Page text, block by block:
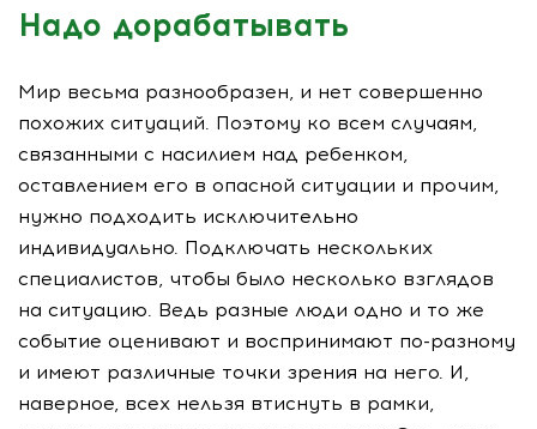
Надо дорабатывать
Мир весьма разнообразен, и нет совершенно
похожих ситуаций. Поэтому ко всем случаям,
связанными с насилием над ребенком,
оставлением его в опасной ситуации и прочим,
нужно подходить исключительно
индивидуально. Подключать нескольких
специалистов, чтобы было несколько взглядов
на ситуацию. Ведь разные люди одно и то же
событие оценивают и воспринимают по-разному
и имеют различные точки зрения на него. И,
наверное, всех нельзя втиснуть в рамки,